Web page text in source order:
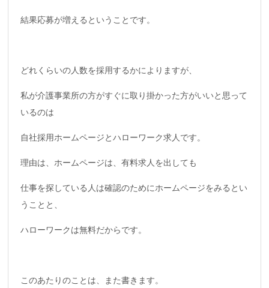
結果応募が増えるということです。
どれくらいの人数を採用するかによりますが、
私が介護事業所の方がすぐに取り掛かった方がいいと思って
いるのは
自社採用ホームページとハローワーク求人です。
理由は、ホームページは、有料求人を出しても
仕事を探している人は確認のためにホームページをみるとい
うことと、
ハローワークは無料だからです。
このあたりのことは、また書きます。